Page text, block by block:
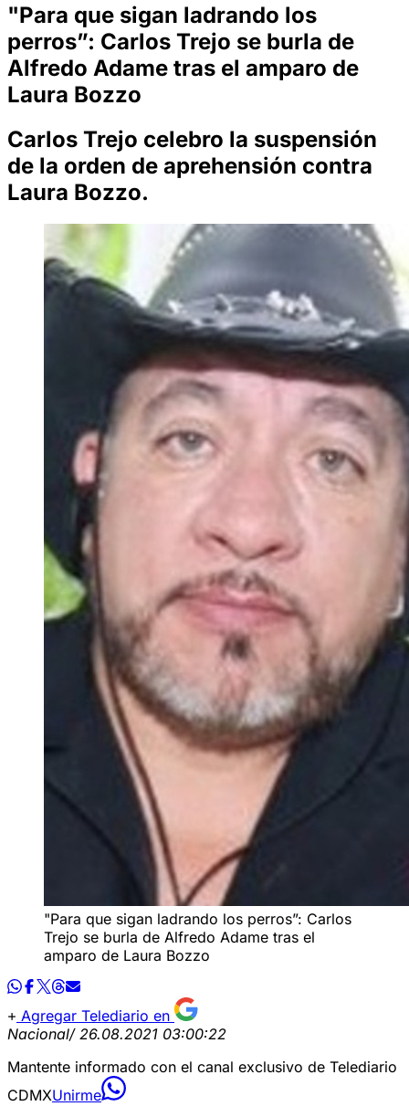
"Para que sigan ladrando los
perros”: Carlos Trejo se burla de
Alfredo Adame tras el amparo de
Laura Bozzo
Carlos Trejo celebro la suspensión
de la orden de aprehensión contra
Laura Bozzo.
"Para que sigan ladrando los perros”: Carlos
Trejo se burla de Alfredo Adame tras el
amparo de Laura Bozzo
Agregar Telediario en
Nacional/ 26.08.2021 03:00:22
Mantente informado con el canal exclusivo de Telediario
CDMXUnirme